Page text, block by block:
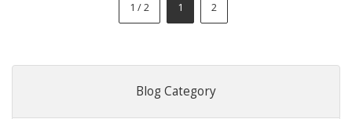
1 / 2 1 2
Blog Category